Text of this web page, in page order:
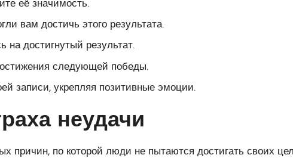
её значимость.
вам достичь этого результата.
на достигнутый результат.
следующей победы.
записи, укрепляя позитивные эмоции.
неудачи
причин, по которой люди не пытаются достигать своих